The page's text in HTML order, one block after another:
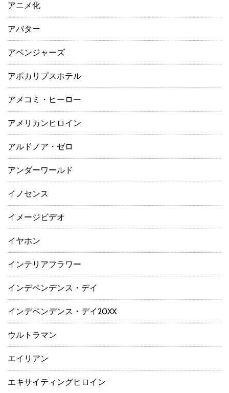
アニメ化
アバター
アベンジャーズ
アポカリプスホテル
アメコミ・ヒーロー
アメリカンヒロイン
アルドノア・ゼロ
アンダーワールド
イノセンス
イメージビデオ
イヤホン
インテリアフラワー
インデペンデンス・デイ
インデペンデンス・デイ20XX
ウルトラマン
エイリアン
エキサイティングヒロイン